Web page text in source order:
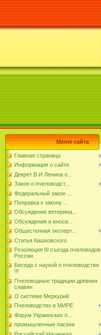
Меню сайта
Главная страница
Информация о сайте
Декрет В И Ленина о...
Закон о пчеловодст...
Федеральный закон ...
Поправка к закону ...
Обсуждение ветерина...
Обсуждения и вноси...
Общестенная эксперт...
Статья Кашковского
Резолюция III съезда пчеловодов
России
Беседа с наукой о пчеловодстве
!!!
Пчеловодные традиции древних
славян
О системе Меркурий
Пчеловодство в МИРЕ
Форум Украинских п...
промышленные пасеки